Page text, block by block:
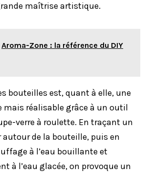
maîtrise artistique.
Aroma-Zone : la référence du DIY
bouteilles est, quant à elle, une
mais réalisable grâce à un outil
verre à roulette. En traçant un
de la bouteille, puis en
à l’eau bouillante et
à l’eau glacée, on provoque un